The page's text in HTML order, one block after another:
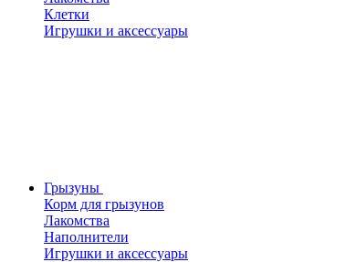
Клетки
Игрушки и аксессуары
Грызуны
Корм для грызунов
Лакомства
Наполнители
Игрушки и аксессуары